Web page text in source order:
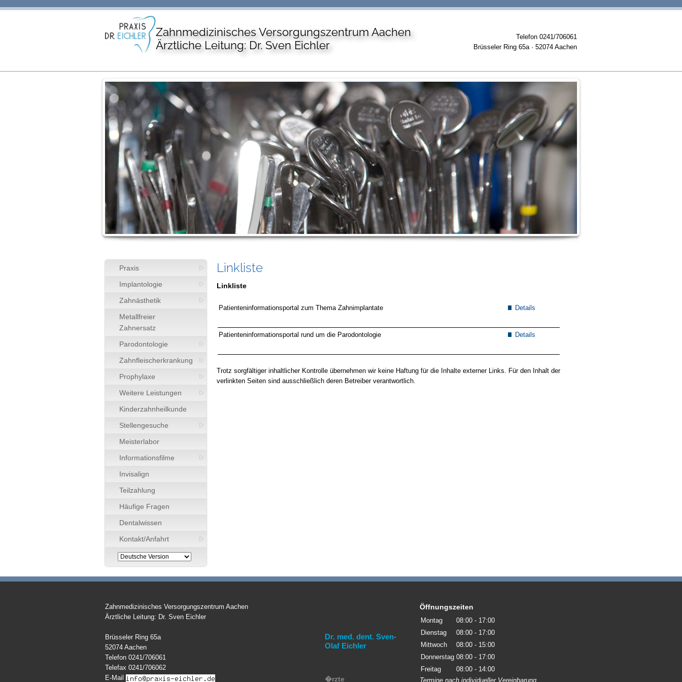
Zahnmedizinisches Versorgungszentrum Aachen
Ärztliche Leitung: Dr. Sven Eichler
Telefon 0241/706061
Brüsseler Ring 65a · 52074 Aachen
Praxis
Implantologie
Zahnästhetik
Metallfreier
Zahnersatz
Parodontologie
Zahnfleischerkrankung
Prophylaxe
Weitere Leistungen
Kinderzahnheilkunde
Stellengesuche
Meisterlabor
Informationsfilme
Invisalign
Teilzahlung
Häufige Fragen
Dentalwissen
Kontakt/Anfahrt
Linkliste
Linkliste
Patienteninformationsportal zum Thema Zahnimplantate Details
Patienteninformationsportal rund um die Parodontologie Details
Trotz sorgfältiger inhaltlicher Kontrolle übernehmen wir keine Haftung für die Inhalte externer Links. Für den Inhalt der
verlinkten Seiten sind ausschließlich deren Betreiber verantwortlich.
Zahnmedizinisches Versorgungszentrum Aachen
Ärztliche Leitung: Dr. Sven Eichler
Brüsseler Ring 65a
52074 Aachen
Telefon 0241/706061
Telefax 0241/706062
E-Mail
Dr. med. dent. Sven-
Olaf Eichler
�rzte
Öffnungszeiten
Montag
08:00 - 17:00
Dienstag
08:00 - 17:00
Mittwoch
08:00 - 15:00
Donnerstag 08:00 - 17:00
Freitag
08:00 - 14:00
Termine nach individueller Vereinbarung